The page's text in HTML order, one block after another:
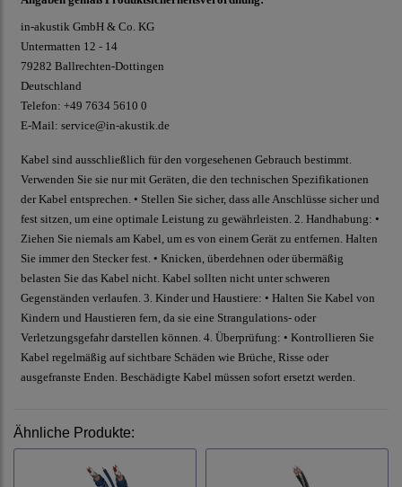
in-akustik GmbH & Co. KG
Untermatten 12 - 14
79282 Ballrechten-Dottingen
Deutschland
Telefon: +49 7634 5610 0
E-Mail: service@in-akustik.de
Kabel sind ausschließlich für den vorgesehenen Gebrauch bestimmt.
Verwenden Sie sie nur mit Geräten, die den technischen Spezifikationen
der Kabel entsprechen. • Stellen Sie sicher, dass alle Anschlüsse sicher und
fest sitzen, um eine optimale Leistung zu gewährleisten. 2. Handhabung: •
Ziehen Sie niemals am Kabel, um es von einem Gerät zu entfernen. Halten
Sie immer den Stecker fest. • Knicken, überdehnen oder übermäßig
belasten Sie das Kabel nicht. Kabel sollten nicht unter schweren
Gegenständen verlaufen. 3. Kinder und Haustiere: • Halten Sie Kabel von
Kindern und Haustieren fern, da sie eine Strangulations- oder
Verletzungsgefahr darstellen können. 4. Überprüfung: • Kontrollieren Sie
Kabel regelmäßig auf sichtbare Schäden wie Brüche, Risse oder
ausgefranste Enden. Beschädigte Kabel müssen sofort ersetzt werden.
Ähnliche Produkte: